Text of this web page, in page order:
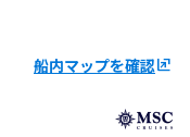
船内マップを確認ungroup